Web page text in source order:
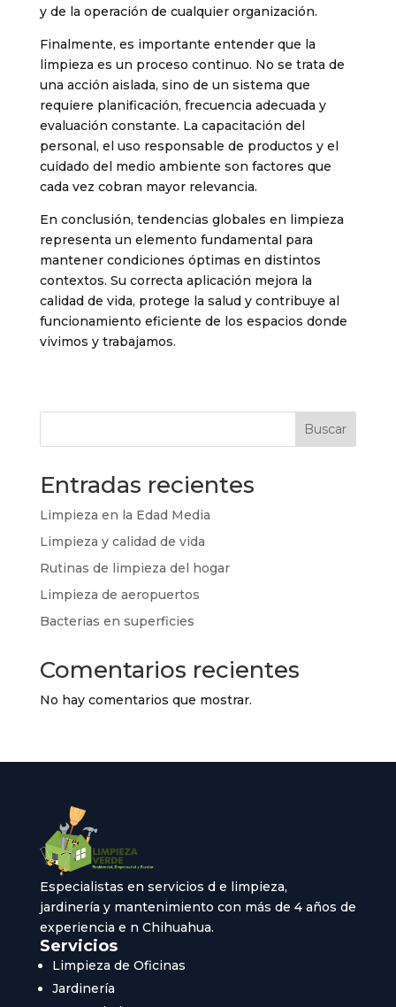
y de la operación de cualquier organización.
Finalmente, es importante entender que la
limpieza es un proceso continuo. No se trata de
una acción aislada, sino de un sistema que
requiere planificación, frecuencia adecuada y
evaluación constante. La capacitación del
personal, el uso responsable de productos y el
cuidado del medio ambiente son factores que
cada vez cobran mayor relevancia.
En conclusión, tendencias globales en limpieza
representa un elemento fundamental para
mantener condiciones óptimas en distintos
contextos. Su correcta aplicación mejora la
calidad de vida, protege la salud y contribuye al
funcionamiento eficiente de los espacios donde
vivimos y trabajamos.
Buscar
Entradas recientes
Limpieza en la Edad Media
Limpieza y calidad de vida
Rutinas de limpieza del hogar
Limpieza de aeropuertos
Bacterias en superficies
Comentarios recientes
No hay comentarios que mostrar.
Especialistas en servicios d e limpieza,
jardinería y mantenimiento con más de 4 años de
experiencia e n Chihuahua.
Servicios
Limpieza de Oficinas
Jardinería